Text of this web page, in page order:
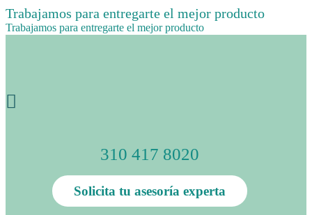
Trabajamos para entregarte el mejor producto
Trabajamos para entregarte el mejor producto
310 417 8020
Solicita tu asesoría experta